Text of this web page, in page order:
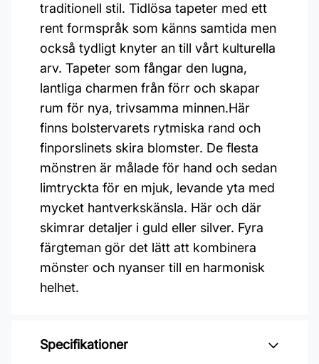
traditionell stil. Tidlösa tapeter med ett
rent formspråk som känns samtida men
också tydligt knyter an till vårt kulturella
arv. Tapeter som fångar den lugna,
lantliga charmen från förr och skapar
rum för nya, trivsamma minnen.Här
finns bolstervarets rytmiska rand och
finporslinets skira blomster. De flesta
mönstren är målade för hand och sedan
limtryckta för en mjuk, levande yta med
mycket hantverkskänsla. Här och där
skimrar detaljer i guld eller silver. Fyra
färgteman gör det lätt att kombinera
mönster och nyanser till en harmonisk
helhet.
Specifikationer